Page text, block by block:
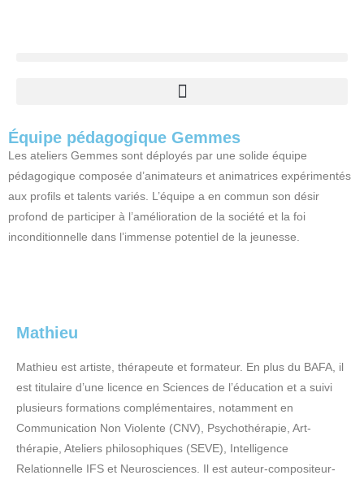
Équipe pédagogique Gemmes
Les ateliers Gemmes sont déployés par une solide équipe
pédagogique composée d’animateurs et animatrices expérimentés
aux profils et talents variés. L’équipe a en commun son désir
profond de participer à l’amélioration de la société et la foi
inconditionnelle dans l’immense potentiel de la jeunesse.
Mathieu
Mathieu est artiste, thérapeute et formateur. En plus du BAFA, il
est titulaire d’une licence en Sciences de l’éducation et a suivi
plusieurs formations complémentaires, notamment en
Communication Non Violente (CNV), Psychothérapie, Art-
thérapie, Ateliers philosophiques (SEVE), Intelligence
Relationnelle IFS et Neurosciences. Il est auteur-compositeur-